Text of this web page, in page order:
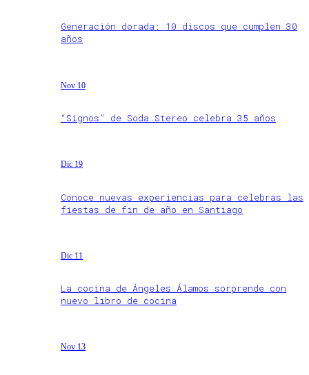
Generación dorada: 10 discos que cumplen 30
años
Nov 10
“Signos” de Soda Stereo celebra 35 años
Dic 19
Conoce nuevas experiencias para celebras las
fiestas de fin de año en Santiago
Dic 11
La cocina de Ángeles Álamos sorprende con
nuevo libro de cocina
Nov 13